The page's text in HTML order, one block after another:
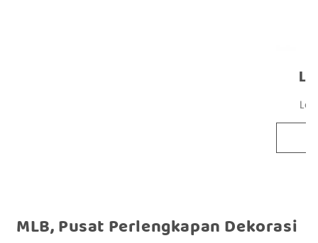
MLB, Pusat Perlengkapan Dekorasi